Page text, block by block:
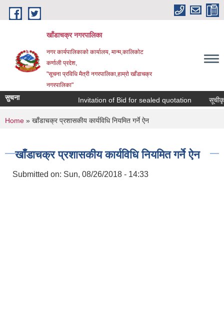
Skip to main content
खाँडाचक्र नगरपालिका
नगर कार्यपालिकाकाे कार्यालय, मान्म,कालिकाेट
क‍र्णाली प्रदेश,
"सूचना प्रविधि मैत्री नगरपालिका,हाम्राे खाँडाचक्र
नगरपालिका"
सुचना Invitation of Bid for sealed quotation सूचीकृत
You are here
Home » खाँडाचक्र प्रशासकीय कार्यविधि नियमित गर्ने ऐन
खाँडाचक्र प्रशासकीय कार्यविधि नियमित गर्ने ऐन
Submitted on: Sun, 08/26/2018 - 14:33